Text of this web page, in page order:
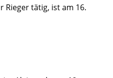
Rieger tätig, ist am 16.